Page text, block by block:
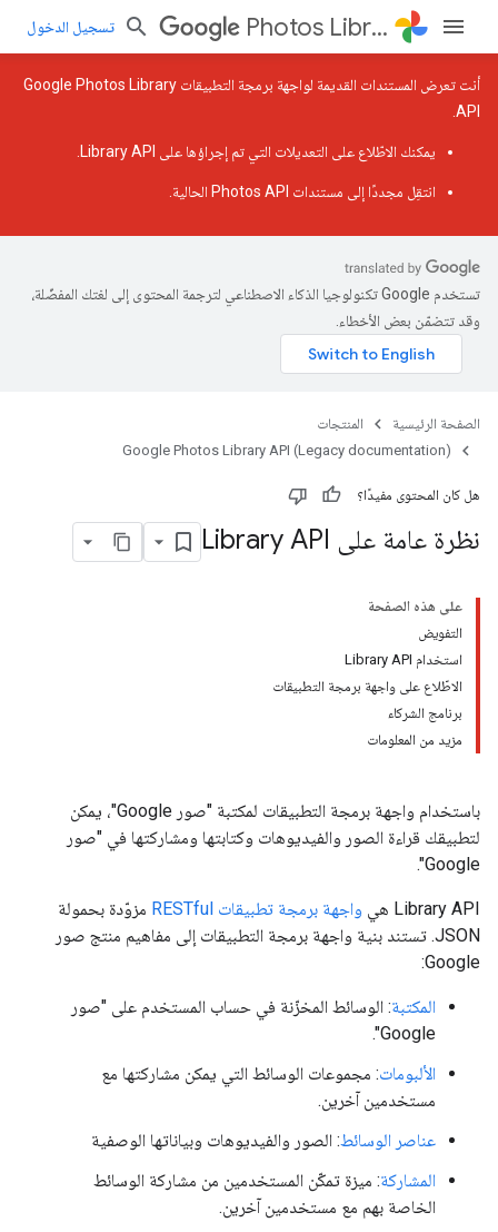
Photos Library API (Legacy documentation) تسجيل الدخول
أنت تعرض المستندات القديمة لواجهة برمجة التطبيقات Google Photos Library
API.
يمكنك الاطّلاع على التعديلات التي تم إجراؤها على Library API
انتقِل مجددًا إلى مستندات Photos API الحالية
تستخدم Google تكنولوجيا الذكاء الاصطناعي لترجمة المحتوى إلى لغتك المفضّلة،
وقد تتضمّن بعض الأخطاء.
الصفحة الرئيسية
المنتجات
Google Photos Library API (Legacy documentation)
هل كان المحتوى مفيدًا؟
نظرة عامة على Library API
على هذه الصفحة
التفويض
استخدام Library API
الاطّلاع على واجهة برمجة التطبيقات
برنامج الشركاء
مزيد من المعلومات
باستخدام واجهة برمجة التطبيقات لمكتبة "صور Google"، يمكن
لتطبيقك قراءة الصور والفيديوهات وكتابتها ومشاركتها في "صور
Google".
Library API هي واجهة برمجة تطبيقات RESTful
مزوّدة بحمولة
JSON. تستند بنية واجهة برمجة التطبيقات إلى مفاهيم منتج صور
Google:
المكتبة: الوسائط المخزّنة في حساب المستخدم على "صور
Google".
الألبومات: مجموعات الوسائط التي يمكن مشاركتها مع
مستخدمين آخرين.
عناصر الوسائط: الصور والفيديوهات وبياناتها الوصفية
المشاركة: ميزة تمكّن المستخدمين من مشاركة الوسائط
الخاصة بهم مع مستخدمين آخرين.